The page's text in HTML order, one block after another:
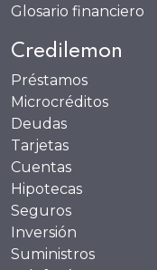
Glosario financiero
Credilemon
Préstamos
Microcréditos
Deudas
Tarjetas
Cuentas
Hipotecas
Seguros
Inversión
Suministros